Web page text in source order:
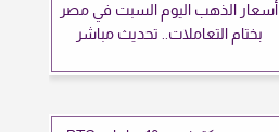
أسعار الذهب اليوم السبت في مصر
بختام التعاملات.. تحديث مباشر